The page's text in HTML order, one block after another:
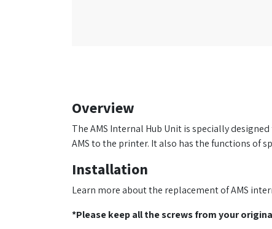
Overview
The AMS Internal Hub Unit is specially
AMS to the printer. It also has the functions of
Installation
Learn more about the replacement of AMS
*Please keep all the screws from your